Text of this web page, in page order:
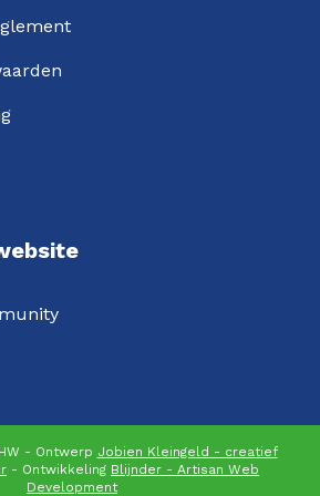
- Ontwerp Jobien Kleingeld - creatief
- Ontwikkeling Blijnder - Artisan Web
Development